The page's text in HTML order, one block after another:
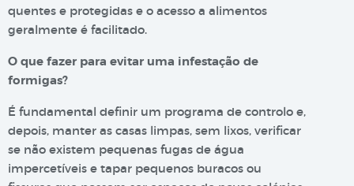
quentes e protegidas e o acesso a alimentos
geralmente é facilitado.
O que fazer para evitar uma infestação de
formigas?
É fundamental definir um programa de controlo e,
depois, manter as casas limpas, sem lixos, verificar
se não existem pequenas fugas de água
impercetíveis e tapar pequenos buracos ou